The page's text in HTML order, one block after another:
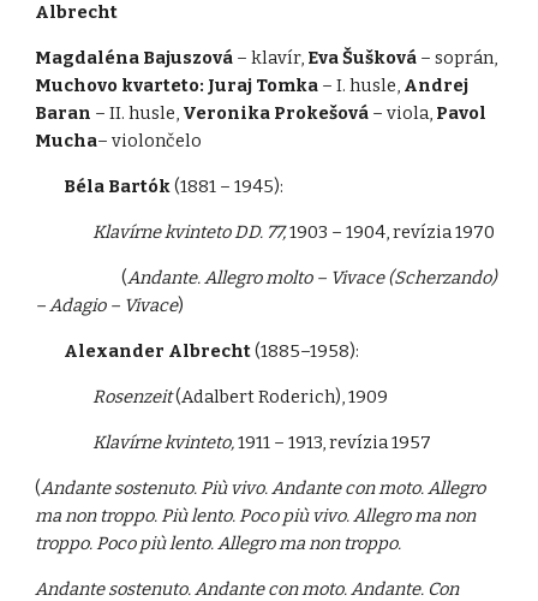
Albrecht
Magdaléna Bajuszová – klavír, Eva Šušková – soprán,
Muchovo kvarteto: Juraj Tomka – I. husle, Andrej
Baran – II. husle, Veronika Prokešová – viola, Pavol
Mucha– violončelo
Béla Bartók(1881 – 1945):
Klavírne kvinteto DD. 77,1903 – 1904, revízia 1970
(Andante. Allegro molto – Vivace (Scherzando)
– Adagio – Vivace)
Alexander Albrecht(1885–1958):
Rosenzeit(Adalbert Roderich), 1909
Klavírne kvinteto,1911 – 1913, revízia 1957
(Andante sostenuto. Più vivo. Andante con moto. Allegro
ma non troppo. Più lento. Poco più vivo. Allegro ma non
troppo. Poco più lento. Allegro ma non troppo.
Andante sostenuto. Andante con moto. Andante. Con